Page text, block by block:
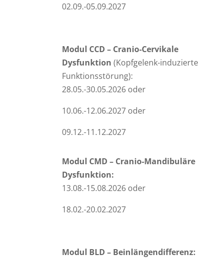
02.09.-05.09.2027
Modul CCD – Cranio-Cervikale
Dysfunktion (Kopfgelenk-induzierte
Funktionsstörung):
28.05.-30.05.2026 oder
10.06.-12.06.2027 oder
09.12.-11.12.2027
Modul CMD – Cranio-Mandibuläre
Dysfunktion:
13.08.-15.08.2026 oder
18.02.-20.02.2027
Modul BLD – Beinlängendifferenz: